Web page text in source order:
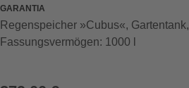
GARANTIA
Regenspeicher »Cubus«, Gartentank,
Fassungsvermögen: 1000 l